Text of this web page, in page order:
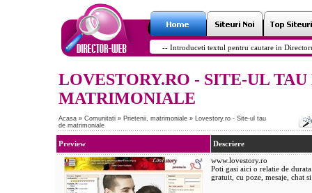
LOVESTORY.RO - SITE-UL TAU
MATRIMONIALE
Acasa » Comunitati » Prietenii, matrimoniale » Lovestory.ro - Site-ul tau
de matrimoniale
Preview
Descriere
www.lovestory.ro
Poti gasi aici o relatie de
gratuit, cu poze, mesaje, chat